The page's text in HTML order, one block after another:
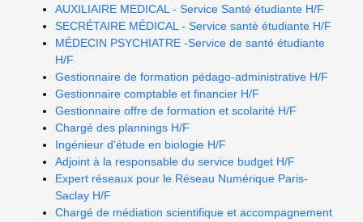
AUXILIAIRE MEDICAL - Service Santé étudiante H/F
SECRÉTAIRE MÉDICAL - Service santé étudiante H/F
MÉDECIN PSYCHIATRE -Service de santé étudiante
H/F
Gestionnaire de formation pédago-administrative H/F
Gestionnaire comptable et financier H/F
Gestionnaire offre de formation et scolarité H/F
Chargé des plannings H/F
Ingénieur d'étude en biologie H/F
Adjoint à la responsable du service budget H/F
Expert réseaux pour le Réseau Numérique Paris-
Saclay H/F
Chargé de médiation scientifique et accompagnement